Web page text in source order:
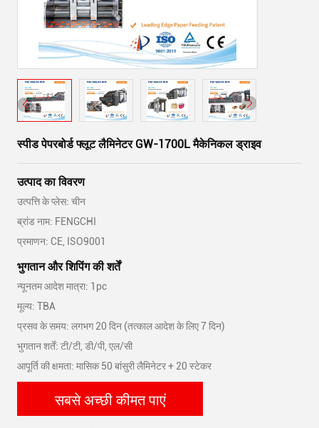
स्पीड पेपरबोर्ड फ्लूट लैमिनेटर GW-1700L मैकेनिकल ड्राइव
उत्पाद का विवरण
उत्पत्ति के प्लेस: चीन
ब्रांड नाम: FENGCHI
प्रमाणन: CE, ISO9001
भुगतान और शिपिंग की शर्तें
न्यूनतम आदेश मात्रा: 1pc
मूल्य: TBA
प्रसव के समय: लगभग 20 दिन (तत्काल आदेश के लिए 7 दिन)
भुगतान शर्तें: टी/टी, डी/पी, एल/सी
आपूर्ति की क्षमता: मासिक 50 बांसुरी लैमिनेटर + 20 स्टेकर
सबसे अच्छी कीमत पाएं